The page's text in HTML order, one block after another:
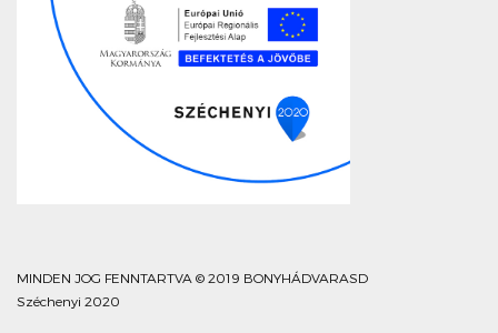
MINDEN JOG FENNTARTVA © 2019 BONYHÁDVARASD
Széchenyi 2020